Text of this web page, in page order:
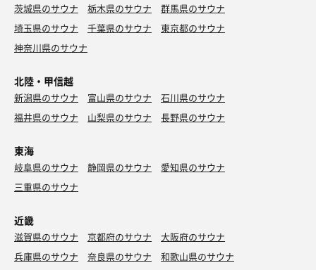
茨城県のサウナ 栃木県のサウナ
群馬県のサウナ
埼玉県のサウナ
千葉県のサウナ
東京都のサウナ
神奈川県のサウナ
北陸・甲信越
新潟県のサウナ 富山県のサウナ
石川県のサウナ
福井県のサウナ
山梨県のサウナ 長野県のサウナ
東海
岐阜県のサウナ 静岡県のサウナ
愛知県のサウナ
三重県のサウナ
近畿
滋賀県のサウナ 京都府のサウナ
大阪府のサウナ
兵庫県のサウナ
奈良県のサウナ 和歌山県のサウナ